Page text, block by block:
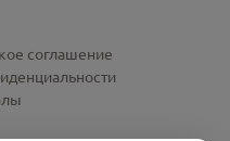
соглашение